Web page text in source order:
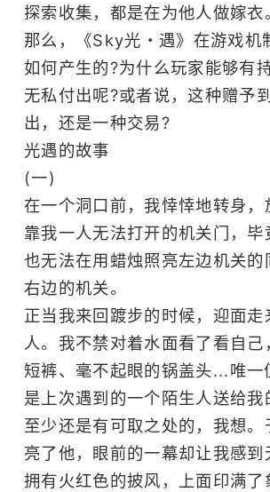
探索收集，都是在为他人做嫁衣
那么，《Sky光・遇》在游戏机
如何产生的?为什么玩家能够有
无私付出呢?或者说，这种赠予
出，还是一种交易?
光遇的故事
(一)
在一个洞口前，我悻悻地转身，
靠我一人无法打开的机关门，毕
也无法在用蜡烛照亮左边机关的
右边的机关。
正当我来回踱步的时候，迎面走
人。我不禁对着水面看了看自己
短裤、毫不起眼的锅盖头...唯一
是上次遇到的一个陌生人送给我
至少还是有可取之处的，我想。
亮了他，眼前的一幕却让我感到
拥有火红色的披风，上面印满了